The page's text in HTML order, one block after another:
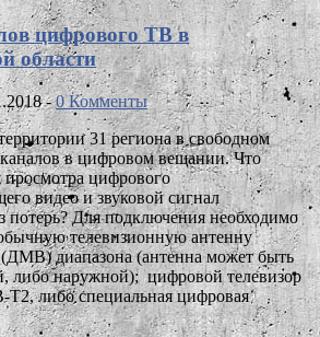
цифрового ТВ в
области
-0 Комменты
31 региона в свободном
в цифровом вещании. Что
просмотра цифрового
видео и звуковой сигнал
потерь? Для подключения необходимо
телевизионную антенну
диапазона (антенна может быть
либо наружной); цифровой телевизор
либо специальная цифровая